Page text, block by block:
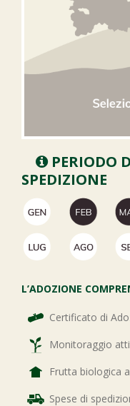
PERIODO
SPEDIZIONE
L’ADOZIONE
Certificato di
Monitoraggio
Frutta biologica
Spese di